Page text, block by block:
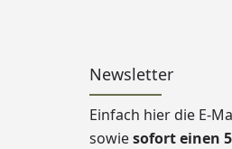
Newsletter
Einfach hier die E-
sowiesofort einen